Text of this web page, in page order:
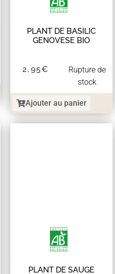
PLANT DE BASILIC
GENOVESE BIO
2,95€
Rupture de
stock
Ajouter au panier
PLANT DE SAUGE